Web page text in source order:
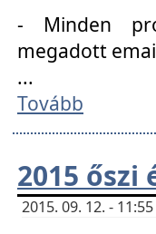
- Minden
megadott
...
Tovább
2015
2015. 09. 12. -